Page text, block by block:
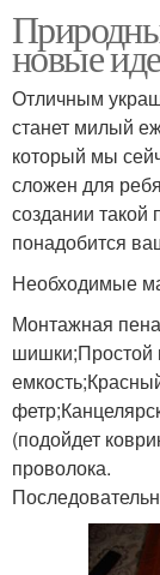
новые
Отличным
станет милый
который мы
сложен для
создании такой
понадобится
Необходимые
Монтажная
шишки;Простой
(подойдет
проволока.